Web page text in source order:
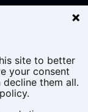
site to better
your consent
them all.